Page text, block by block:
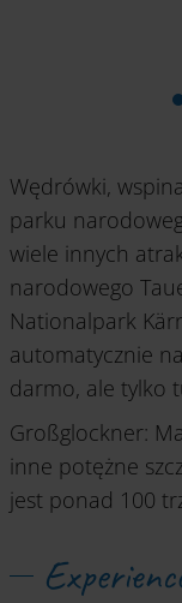
Wędrówki,
parku
wiele innych
narodowego
Nationalpark
automatycznie
darmo, ale tylko
Großglockner:
inne potężne
jest ponad 100